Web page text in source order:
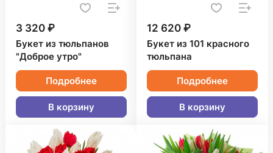
3 320 ₽
Букет из тюльпанов
"Доброе утро"
Подробнее
В корзину
12 620 ₽
Букет из 101 красного
тюльпана
Подробнее
В корзину